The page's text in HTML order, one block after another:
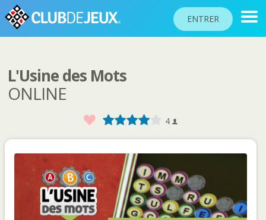
ENTRER
CLASSEMENTS
TOURNOIS
COMMUNAUTÉ
AIDE
PASSEPORT
JOUER
L'Usine des Mots
ONLINE
Favoris 5
3
2
1 4